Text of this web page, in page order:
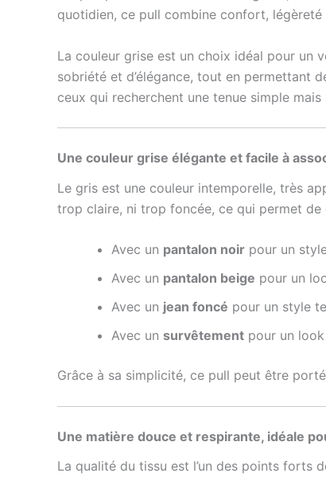
quotidien, ce pull combine confort, légèreté
La couleur grise est un choix idéal pour un
sobriété et d’élégance, tout en permettant
ceux qui recherchent une tenue simple mais
Une couleur grise élégante et facile à
Le gris est une couleur intemporelle, très
trop claire, ni trop foncée, ce qui permet de
Avec un pantalon noir pour un
Avec un pantalon beige pour un
Avec un jean foncé pour un style
Avec un survêtement pour un
Grâce à sa simplicité, ce pull peut être
Une matière douce et respirante, idéale
La qualité du tissu est l’un des points forts